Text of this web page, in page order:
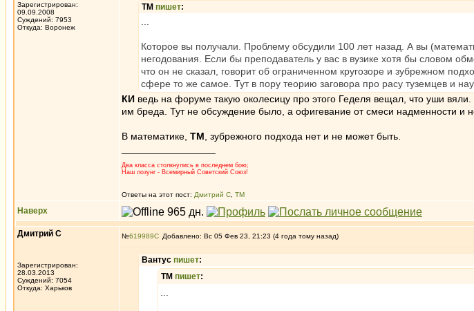
Зарегистрирован:
09.09.2008
Суждений: 7953
Откуда: Воронеж
ТМ пишет:
Которое вы получали. Проблему обсудили 100 лет назад. А вы
негодования. Если бы преподаватель у вас в вузике хотя бы словом
что он не сказал, говорит об ограниченном кругозоре и зубрежном
сфере то же самое. Тут в пору теорию заговора про расу туземцев и
КИ ведь на форуме такую околесицу про этого Геделя вещал, что уши
им бреда. Тут не обсуждение было, а офигевание от смеси надменности и
В математике, ТМ , зубрежного подхода нет и не может быть.
Два класса столкнулись в последнем бою;
Наш лозунг - Всемирный Советский Союз!
Ответы на этот пост: Дмитрий С ТМ
Наверх
Дмитрий С
Зарегистрирован:
28.03.2013
Суждений: 7054
Откуда: Харьков
№619989 Добавлено: Вс 05 Фев 23, 21:23 (4 года тому назад)
Вантус пишет:
ТМ пишет: